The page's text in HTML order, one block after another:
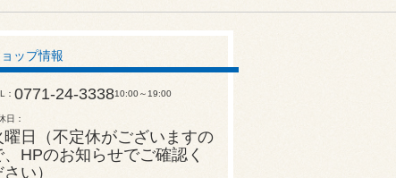
ップ情報
0771-24-333810:00～19:00
日
曜日（不定休がございますの
、HPのお知らせでご確認く
い）